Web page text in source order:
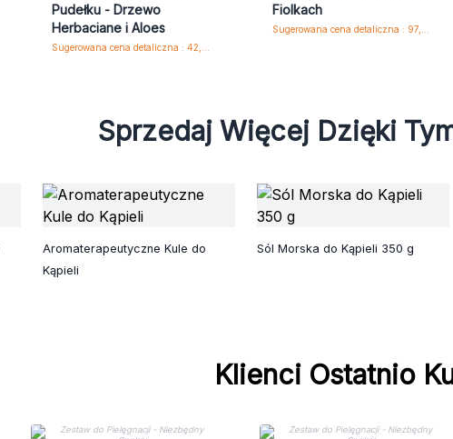
Pudełku - Drzewo
Herbaciane i Aloes
Fiolkach
Sprzedaj Więcej Dzięki
Aromaterapeutyczne Kule do
Kąpieli
Sól Morska do Kąpieli 350 g
Klienci Ostatnio